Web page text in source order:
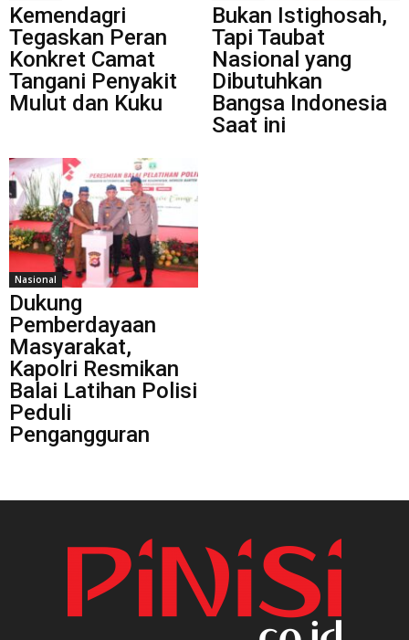
Kemendagri
Tegaskan Peran
Konkret Camat
Tangani Penyakit
Mulut dan Kuku
Bukan Istighosah,
Tapi Taubat
Nasional yang
Dibutuhkan
Bangsa Indonesia
Saat ini
Nasional
Dukung
Pemberdayaan
Masyarakat,
Kapolri Resmikan
Balai Latihan Polisi
Peduli
Pengangguran